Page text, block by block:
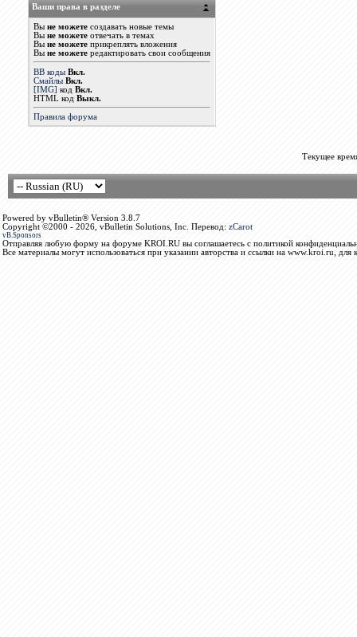
Ваши права в разделе
Вы не можетесоздавать новые темы
Вы не можетеотвечать в темах
Вы не можетеприкреплять вложения
Вы не можетередактировать свои сообщения
BB коды Вкл.
Смайлы Вкл.
[IMG] код Вкл.
HTML код Выкл.
Правила форума
Текущее
Powered by vBulletin® Version 3.8.7
Copyright ©2000 - 2026, vBulletin Solutions, Inc. Перевод: zCarot
vB.Sponsors
Отправляя любую форму на форуме KROI.RU вы соглашаетесь с политикой
Все материалы могут использоваться при указании авторства и ссылки на www.kroi.ru, для